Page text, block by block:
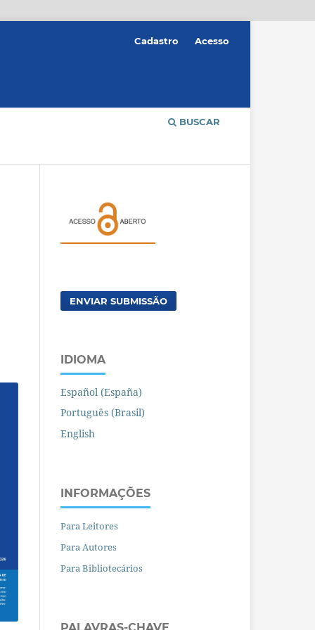
BUSCAR
Cadastro Acesso
ENVIAR SUBMISSÃO
IDIOMA
Español (España)
Português (Brasil)
English
INFORMAÇÕES
Para Leitores
Para Autores
Para Bibliotecários